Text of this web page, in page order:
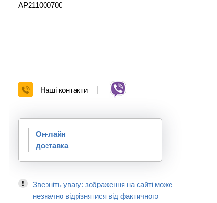
AP211000700
Наші контакти
Он-лайн
доставка
Зверніть увагу: зображення на сайті може
незначно відрізнятися від фактичного